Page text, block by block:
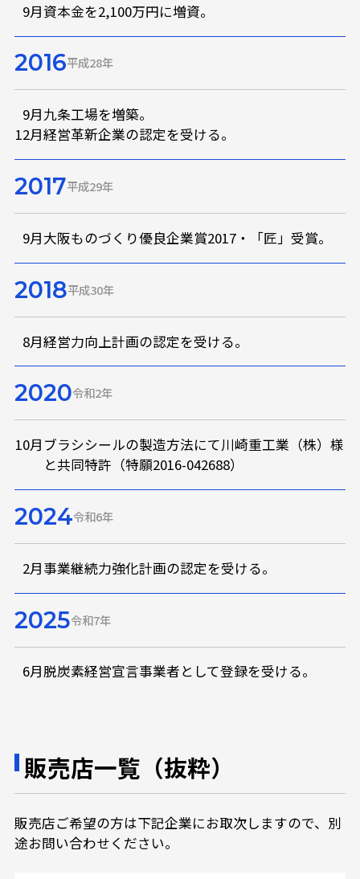
9月資本金を2,100万円に増資。
2016平成28年
9月九条工場を増築。
12月経営革新企業の認定を受ける。
2017平成29年
9月大阪ものづくり優良企業賞2017・「匠」受賞。
2018平成30年
8月経営力向上計画の認定を受ける。
2020令和2年
10月 ブラシシールの製造方法にて川崎重工業（株）様
と共同特許（特願2016-042688）
2024令和6年
2月事業継続力強化計画の認定を受ける。
2025令和7年
6月脱炭素経営宣言事業者として登録を受ける。
販売店一覧（抜粋）
販売店ご希望の方は下記企業にお取次しますので、別
途お問い合わせください。